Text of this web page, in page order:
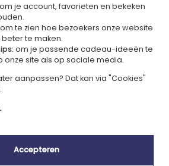
om je account, favorieten en bekeken
om te zien hoe bezoekers onze website
te maken.
om je passende cadeau-ideeën te
onze site als op sociale media.
aanpassen? Dat kan via "Cookies"
Accepteren